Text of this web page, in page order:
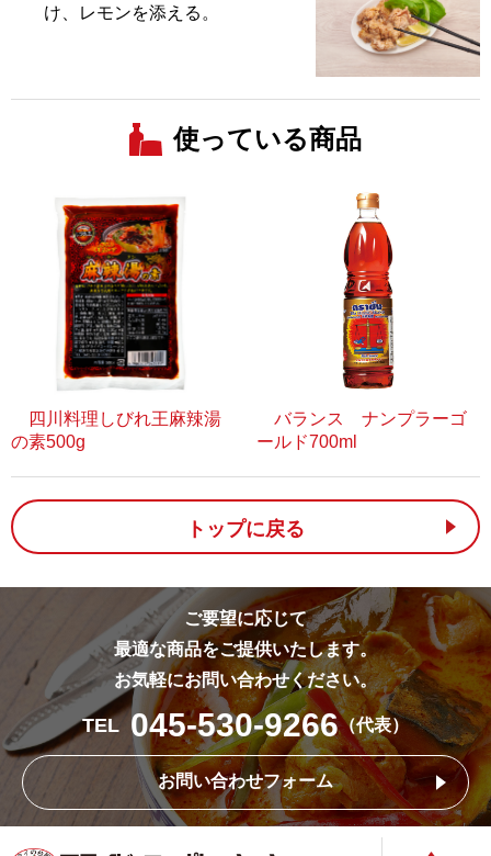
け、レモンを添える。
使っている商品
四川料理しびれ王麻辣湯
の素500g
バランス ナンプラーゴ
ールド700ml
トップに戻る
ご要望に応じて
最適な商品をご提供いたします。
お気軽にお問い合わせください。
TEL 045-530-9266（代表）
お問い合わせフォーム